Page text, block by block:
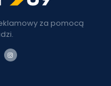
za pomocą